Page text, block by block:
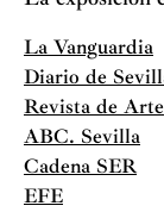
La Vanguardia
Diario de
Revista de Arte
ABC. Sevilla
Cadena SER
EFE